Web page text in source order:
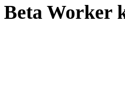
Beta Worker